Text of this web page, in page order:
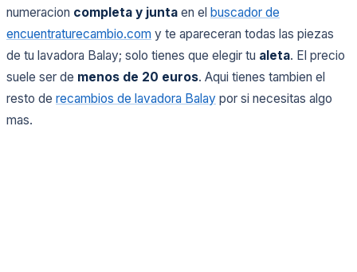
numeracion completa y junta en el buscador de
encuentraturecambio.com y te apareceran todas las piezas
de tu lavadora Balay; solo tienes que elegir tu aleta. El precio
suele ser de menos de 20 euros. Aqui tienes tambien el
resto de recambios de lavadora Balay por si necesitas algo
mas.